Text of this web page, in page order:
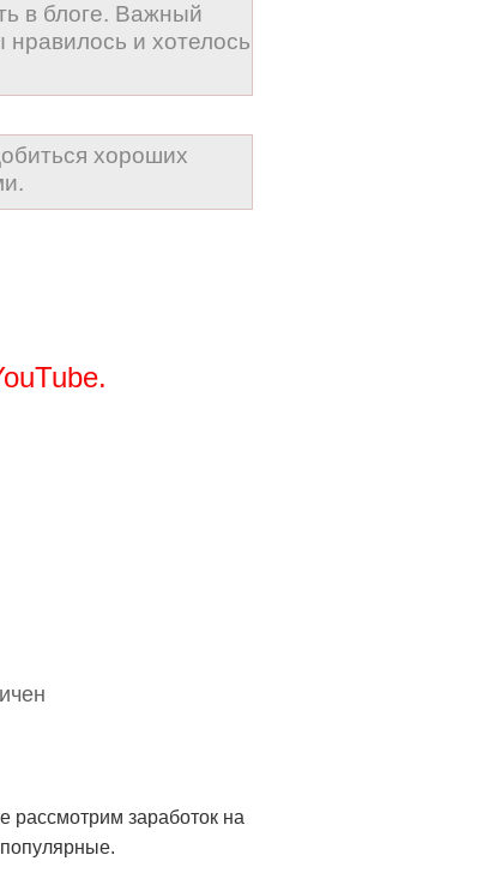
в блоге. Важный
нравилось и хотелось
хороших
рассмотрим заработок на